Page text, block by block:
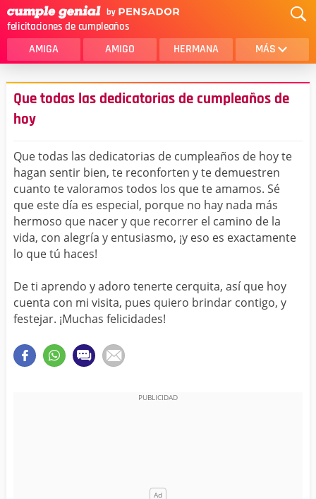
felicitaciones de cumpleaños
AMIGA AMIGO HERMANA MÁS
MAMA
AMOR
HERMANO
HIJO
NOVIA
ESPOSO
PAPA
HOMBRE
TIA
ALGUIEN ESPECIAL
PRIMO
TODAS LAS CATEGORÍAS
Que todas las dedicatorias de cumpleaños de
hoy
Que todas las dedicatorias de cumpleaños de hoy te
hagan sentir bien, te reconforten y te demuestren
cuanto te valoramos todos los que te amamos. Sé
que este día es especial, porque no hay nada más
hermoso que nacer y que recorrer el camino de la
vida, con alegría y entusiasmo, ¡y eso es exactamente
lo que tú haces!
De ti aprendo y adoro tenerte cerquita, así que hoy
cuenta con mi visita, pues quiero brindar contigo, y
festejar. ¡Muchas felicidades!